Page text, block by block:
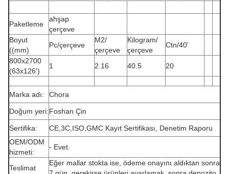
Paketleme
ahşap
çerçeve
Boyut
((mm)
Pc/çerçeve
M2/
çerçeve
Kilogram/
çerçeve
Ctn/40'
800x2700
(63x126')
1 2.16 40.5 20
Marka adı: Chora
Doğum yeri:Foshan Çin
Sertifika:
CE,3C,ISO,GMC Kayıt Sertifikası, Denetim Raporu
OEM/ODM
hizmeti:
- Evet.
Teslimat
Eğer mallar stokta ise, ödeme onayını aldıktan sonra